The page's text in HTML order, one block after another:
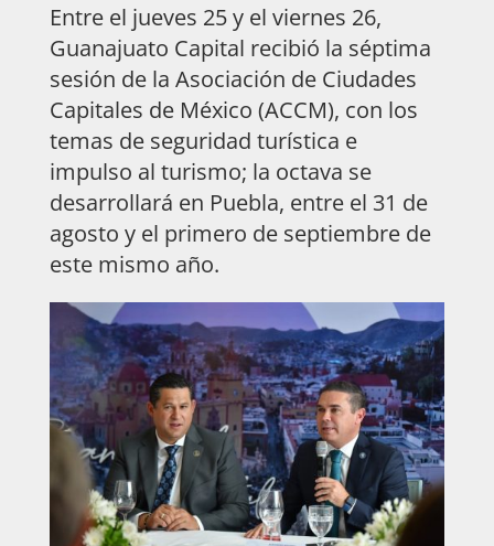
Entre el jueves 25 y el viernes 26,
Guanajuato Capital recibió la séptima
sesión de la Asociación de Ciudades
Capitales de México (ACCM), con los
temas de seguridad turística e
impulso al turismo; la octava se
desarrollará en Puebla, entre el 31 de
agosto y el primero de septiembre de
este mismo año.